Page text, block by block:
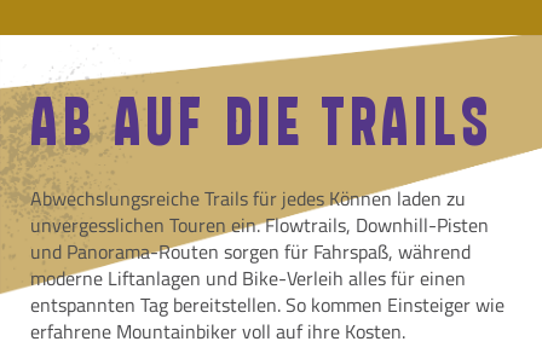
AB AUF DIE TRAILS
Abwechslungsreiche Trails für jedes Können laden zu
unvergesslichen Touren ein. Flowtrails, Downhill-Pisten
und Panorama-Routen sorgen für Fahrspaß, während
moderne Liftanlagen und Bike-Verleih alles für einen
entspannten Tag bereitstellen. So kommen Einsteiger wie
erfahrene Mountainbiker voll auf ihre Kosten.
Anbieter:
Matomo
Zweck:
Werden verwendet, um ein Details über den
Benutzer wie die eindeutige Besucher-ID zu
speichern.
Cookie Laufzeit:
13 Monate